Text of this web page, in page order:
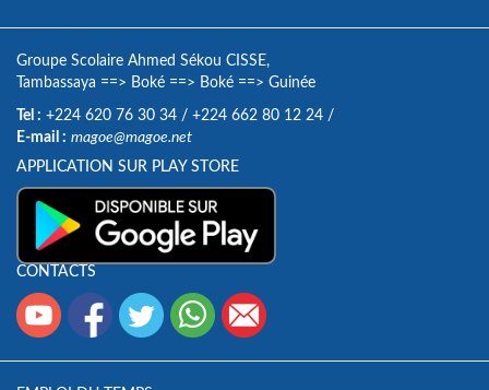
Groupe Scolaire Ahmed Sékou CISSE,
Tambassaya ==> Boké ==> Boké ==> Guinée
Tel : +224 620 76 30 34 / +224 662 80 12 24 /
E-mail : magoe@magoe.net
APPLICATION SUR PLAY STORE
CONTACTS